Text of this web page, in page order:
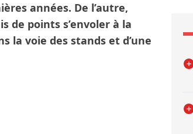
années. De l’autre,
de points s’envoler à la
la voie des stands et d’une